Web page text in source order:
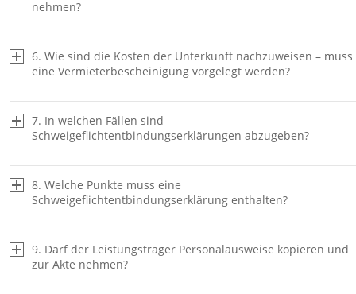
nehmen?
6. Wie sind die Kosten der Unterkunft nachzuweisen – muss
eine Vermieterbescheinigung vorgelegt werden?
7. In welchen Fällen sind
Schweigeflichtentbindungserklärungen abzugeben?
8. Welche Punkte muss eine
Schweigeflichtentbindungserklärung enthalten?
9. Darf der Leistungsträger Personalausweise kopieren und
zur Akte nehmen?